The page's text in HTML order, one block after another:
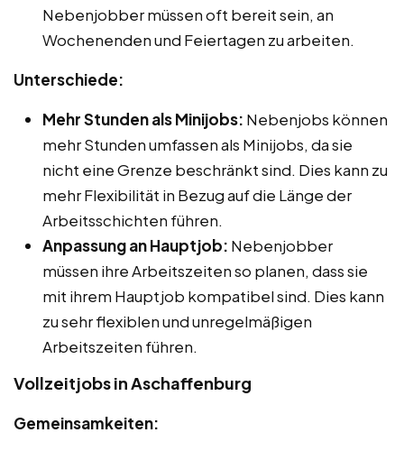
Nebenjobber müssen oft bereit sein, an
Wochenenden und Feiertagen zu arbeiten.
Unterschiede:
Mehr Stunden als Minijobs: Nebenjobs können
mehr Stunden umfassen als Minijobs, da sie
nicht eine Grenze beschränkt sind. Dies kann zu
mehr Flexibilität in Bezug auf die Länge der
Arbeitsschichten führen.
Anpassung an Hauptjob: Nebenjobber
müssen ihre Arbeitszeiten so planen, dass sie
mit ihrem Hauptjob kompatibel sind. Dies kann
zu sehr flexiblen und unregelmäßigen
Arbeitszeiten führen.
Vollzeitjobs in Aschaffenburg
Gemeinsamkeiten: